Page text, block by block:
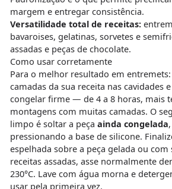
margem e entregar consistência.
Versatilidade total de receitas:
bavaroises, gelatinas, sorvetes e
assadas e peças de chocolate.
Como usar corretamente
Para o melhor resultado em
camadas da sua receita nas cavidades
congelar firme — de 4 a 8 horas, mais
montagens com muitas camadas. O
limpo é soltar a peça ainda congelada
pressionando a base de silicone.
espelhada sobre a peça gelada ou com
receitas assadas, asse normalmente
230°C. Lave com água morna e
usar pela primeira vez.